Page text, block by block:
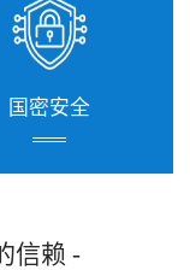
国密安全
信赖 -